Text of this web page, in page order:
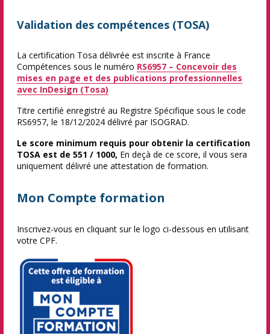
Validation des compétences (TOSA)
La certification Tosa délivrée est inscrite à France
Compétences sous le numéro RS6957 – Concevoir des
mises en page et des publications professionnelles
avec InDesign (Tosa)
Titre certifié enregistré au Registre Spécifique sous le code
RS6957, le 18/12/2024 délivré par ISOGRAD.
Le score minimum requis pour obtenir la certification
TOSA est de 551 / 1000, En deçà de ce score, il vous sera
uniquement délivré une attestation de formation.
Mon Compte formation
Inscrivez-vous en cliquant sur le logo ci-dessous en utilisant
votre CPF.